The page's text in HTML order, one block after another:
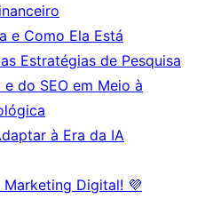
e Como Ela Está
Estratégias de Pesquisa
do SEO em Meio à
à Era da IA
Digital! 💜